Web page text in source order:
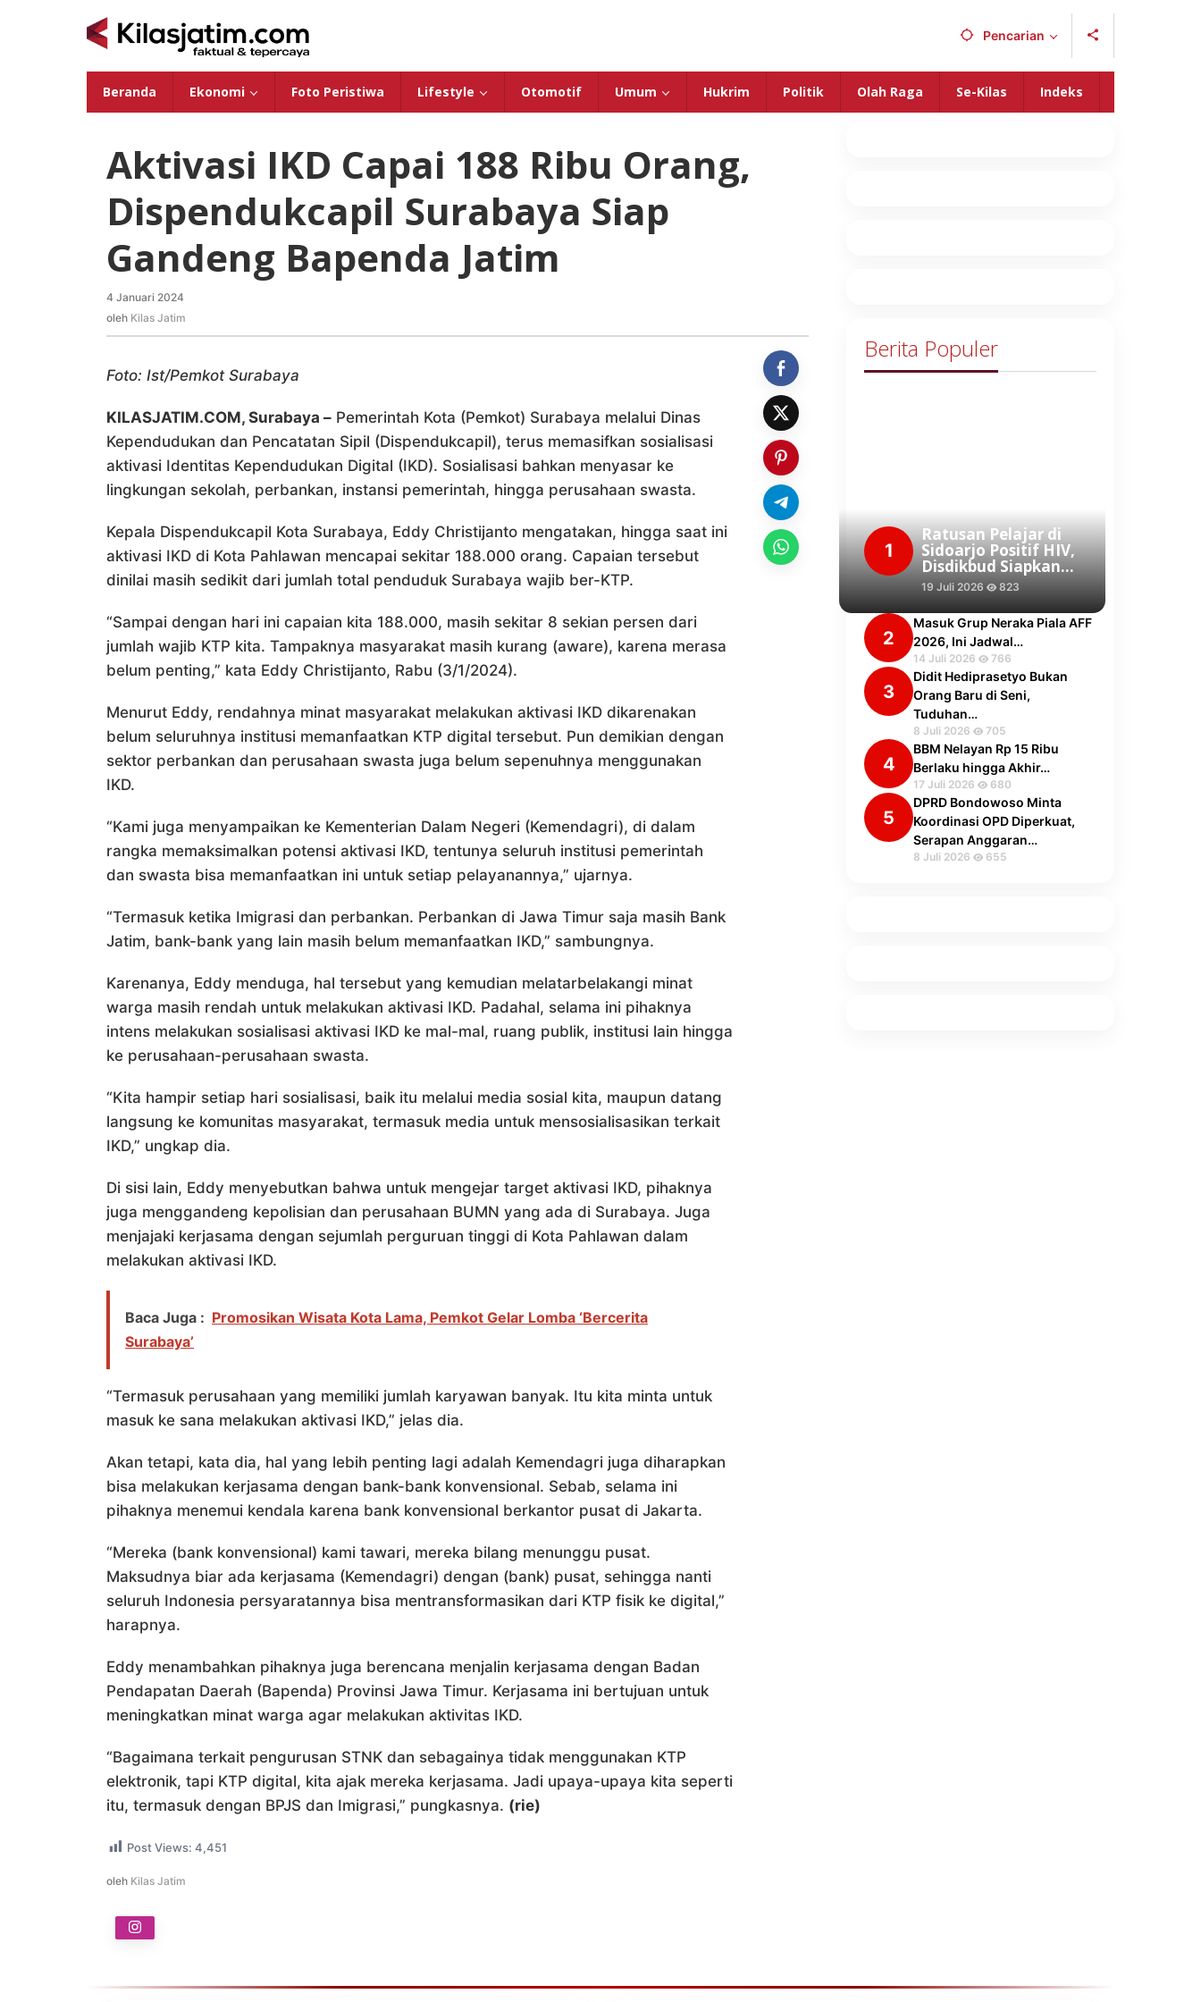
Pencarian
Beranda Ekonomi Foto Peristiwa Lifestyle Otomotif Umum Hukrim Politik Olah Raga Se-Kilas Indeks
Aktivasi IKD Capai 188 Ribu Orang,
Dispendukcapil Surabaya Siap
Gandeng Bapenda Jatim
4 Januari 2024
oleh Kilas Jatim
Foto: Ist/Pemkot Surabaya
KILASJATIM.COM, Surabaya – Pemerintah Kota (Pemkot) Surabaya melalui Dinas
Kependudukan dan Pencatatan Sipil (Dispendukcapil), terus memasifkan sosialisasi
aktivasi Identitas Kependudukan Digital (IKD). Sosialisasi bahkan menyasar ke
lingkungan sekolah, perbankan, instansi pemerintah, hingga perusahaan swasta.
Kepala Dispendukcapil Kota Surabaya, Eddy Christijanto mengatakan, hingga saat ini
aktivasi IKD di Kota Pahlawan mencapai sekitar 188.000 orang. Capaian tersebut
dinilai masih sedikit dari jumlah total penduduk Surabaya wajib ber-KTP.
“Sampai dengan hari ini capaian kita 188.000, masih sekitar 8 sekian persen dari
jumlah wajib KTP kita. Tampaknya masyarakat masih kurang (aware), karena merasa
belum penting,” kata Eddy Christijanto, Rabu (3/1/2024).
Menurut Eddy, rendahnya minat masyarakat melakukan aktivasi IKD dikarenakan
belum seluruhnya institusi memanfaatkan KTP digital tersebut. Pun demikian dengan
sektor perbankan dan perusahaan swasta juga belum sepenuhnya menggunakan
IKD.
“Kami juga menyampaikan ke Kementerian Dalam Negeri (Kemendagri), di dalam
rangka memaksimalkan potensi aktivasi IKD, tentunya seluruh institusi pemerintah
dan swasta bisa memanfaatkan ini untuk setiap pelayanannya,” ujarnya.
“Termasuk ketika Imigrasi dan perbankan. Perbankan di Jawa Timur saja masih Bank
Jatim, bank-bank yang lain masih belum memanfaatkan IKD,” sambungnya.
Karenanya, Eddy menduga, hal tersebut yang kemudian melatarbelakangi minat
warga masih rendah untuk melakukan aktivasi IKD. Padahal, selama ini pihaknya
intens melakukan sosialisasi aktivasi IKD ke mal-mal, ruang publik, institusi lain hingga
ke perusahaan-perusahaan swasta.
“Kita hampir setiap hari sosialisasi, baik itu melalui media sosial kita, maupun datang
langsung ke komunitas masyarakat, termasuk media untuk mensosialisasikan terkait
IKD,” ungkap dia.
Di sisi lain, Eddy menyebutkan bahwa untuk mengejar target aktivasi IKD, pihaknya
juga menggandeng kepolisian dan perusahaan BUMN yang ada di Surabaya. Juga
menjajaki kerjasama dengan sejumlah perguruan tinggi di Kota Pahlawan dalam
melakukan aktivasi IKD.
Baca Juga : Promosikan Wisata Kota Lama, Pemkot Gelar Lomba ‘Bercerita
Surabaya’
“Termasuk perusahaan yang memiliki jumlah karyawan banyak. Itu kita minta untuk
masuk ke sana melakukan aktivasi IKD,” jelas dia.
Akan tetapi, kata dia, hal yang lebih penting lagi adalah Kemendagri juga diharapkan
bisa melakukan kerjasama dengan bank-bank konvensional. Sebab, selama ini
pihaknya menemui kendala karena bank konvensional berkantor pusat di Jakarta.
“Mereka (bank konvensional) kami tawari, mereka bilang menunggu pusat.
Maksudnya biar ada kerjasama (Kemendagri) dengan (bank) pusat, sehingga nanti
seluruh Indonesia persyaratannya bisa mentransformasikan dari KTP fisik ke digital,”
harapnya.
Eddy menambahkan pihaknya juga berencana menjalin kerjasama dengan Badan
Pendapatan Daerah (Bapenda) Provinsi Jawa Timur. Kerjasama ini bertujuan untuk
meningkatkan minat warga agar melakukan aktivitas IKD.
“Bagaimana terkait pengurusan STNK dan sebagainya tidak menggunakan KTP
elektronik, tapi KTP digital, kita ajak mereka kerjasama. Jadi upaya-upaya kita seperti
itu, termasuk dengan BPJS dan Imigrasi,” pungkasnya. (rie)
Post Views: 4,451
oleh Kilas Jatim
Berita Populer
1
Ratusan Pelajar di
Sidoarjo Positif HIV,
Disdikbud Siapkan…
19 Juli 2026 823
2
Masuk Grup Neraka Piala AFF
2026, Ini Jadwal…
14 Juli 2026 766
3
Didit Hediprasetyo Bukan
Orang Baru di Seni,
Tuduhan…
8 Juli 2026 705
4
BBM Nelayan Rp 15 Ribu
Berlaku hingga Akhir…
17 Juli 2026 680
5
DPRD Bondowoso Minta
Koordinasi OPD Diperkuat,
Serapan Anggaran…
8 Juli 2026 655